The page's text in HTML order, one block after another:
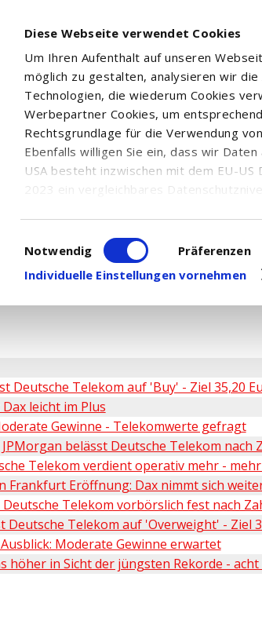
Diese Webseite verwendet Cookies
Um Ihren Aufenthalt auf unseren
möglich zu gestalten, analysieren wir
Technologien, die wiederum Cookies
Werbepartner Cookies, um
Rechtsgrundlage für die Verwendung
Ebenfalls willigen Sie ein, dass wir
USA besteht inzwischen mit dem EU-US
2023 ein vergleichbares
in den USA, finden Sie auf unserer Seite
Einwilligung auch jederzeit widerrufen
Einwilligungsauswahl
Notwendig Präferenzen
Individuelle Einstellungen vornehmen
AG
geordnet alle Nachrichten
.
Deutsche Telekom auf 'Buy' - Ziel 35,20
leicht im Plus
Gewinne - Telekomwerte gefragt
JPMorgan belässt Deutsche Telekom nach
Telekom verdient operativ mehr - mehr
Frankfurt Eröffnung: Dax nimmt sich
Deutsche Telekom vorbörslich fest nach
Deutsche Telekom auf 'Overweight' - Ziel
Moderate Gewinne erwartet
höher in Sicht der jüngsten Rekorde - acht